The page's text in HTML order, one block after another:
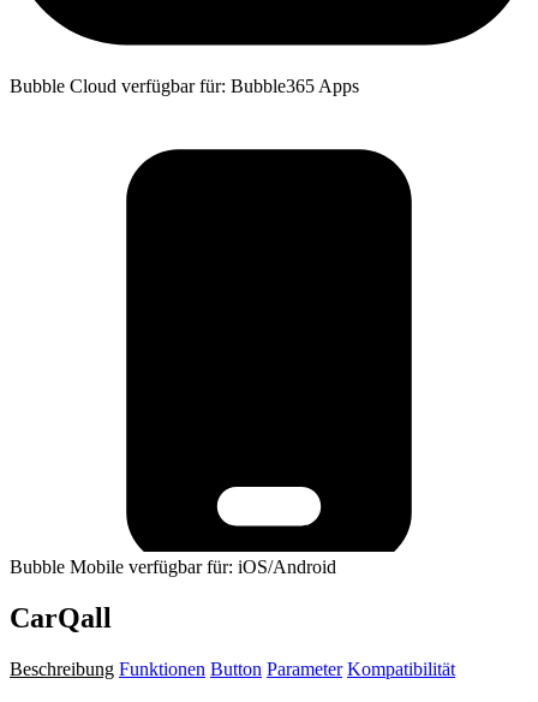
Bubble Cloud verfügbar für: Bubble365 Apps
Bubble Mobile verfügbar für: iOS/Android
CarQall
Beschreibung Funktionen Button Parameter Kompatibilität